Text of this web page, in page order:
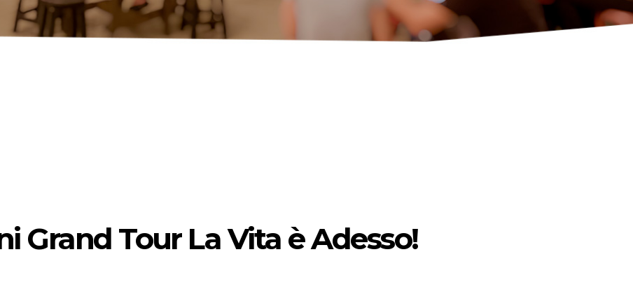
Grand Tour La Vita è Adesso!